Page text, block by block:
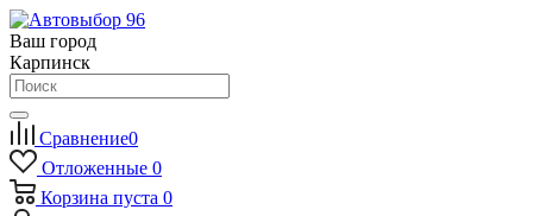
Ваш город
Карпинск
Сравнение0
Отложенные 0
Корзина пуста 0